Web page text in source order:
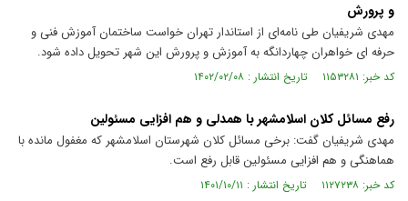
و پرورش
مهدی شریفیان طی نامه‌ای از استاندار تهران خواست ساختمان آموزش فنی و
حرفه ای خواهران چهاردانگه به آموزش و پرورش این شهر تحویل داده شود.
کد خبر: ۱۱۵۳۲۸۱ تاریخ انتشار : ۱۴۰۲/۰۲/۰۸
رفع مسائل کلان اسلامشهر با همدلی و هم افزایی مسئولین
مهدی شریفیان گفت: برخی مسائل کلان شهرستان اسلامشهر که مغفول مانده با
هماهنگی و هم افزایی مسئولین قابل رفع است.
کد خبر: ۱۱۲۷۲۳۸ تاریخ انتشار : ۱۴۰۱/۱۰/۱۱